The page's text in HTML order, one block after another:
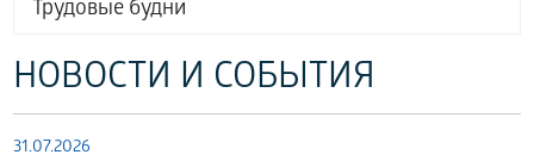
Трудовые будни
НОВОСТИ И СОБЫТИЯ
31.07.2026